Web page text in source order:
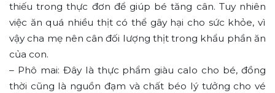
thiếu trong thực đơn để giúp bé tăng cân. Tuy nhiên
việc ăn quá nhiều thịt có thể gây hại cho sức khỏe, vì
vậy cha mẹ nên cân đối lượng thịt trong khẩu phần ăn
của con.
– Phô mai: Đây là thực phẩm giàu calo cho bé, đồng
thời cũng là nguồn đạm và chất béo lý tưởng cho vé